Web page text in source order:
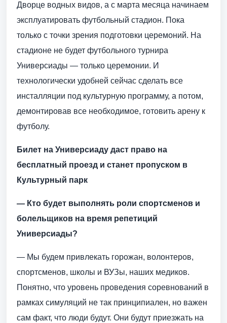
Дворце водных видов, а с марта месяца начинаем
эксплуатировать футбольный стадион. Пока
только с точки зрения подготовки церемоний. На
стадионе не будет футбольного турнира
Универсиады — только церемонии. И
технологически удобней сейчас сделать все
инсталляции под культурную программу, а потом,
демонтировав все необходимое, готовить арену к
футболу.
Билет на Универсиаду даст право на
бесплатный проезд и станет пропуском в
Культурный парк
— Кто будет выполнять роли спортсменов и
болельщиков на время репетиций
Универсиады?
— Мы будем привлекать горожан, волонтеров,
спортсменов, школы и ВУЗы, наших медиков.
Понятно, что уровень проведения соревнований в
рамках симуляций не так принципиален, но важен
сам факт, что люди будут. Они будут приезжать на